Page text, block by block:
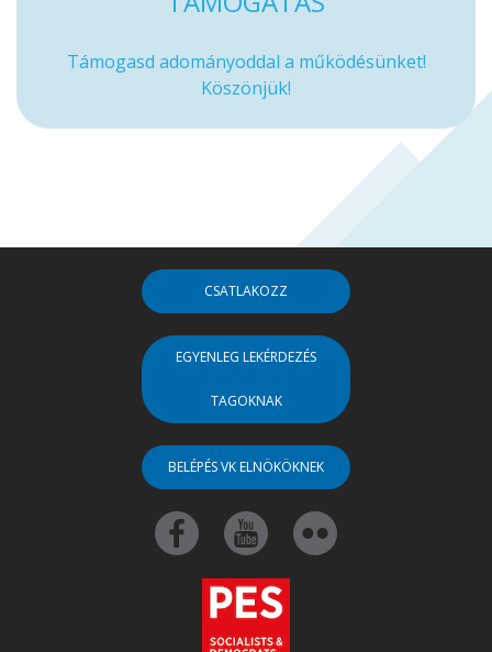
Támogasd adományoddal a működésünket!
Köszönjük!
CSATLAKOZZ
EGYENLEG LEKÉRDEZÉS
TAGOKNAK
BELÉPÉS VK ELNÖKÖKNEK